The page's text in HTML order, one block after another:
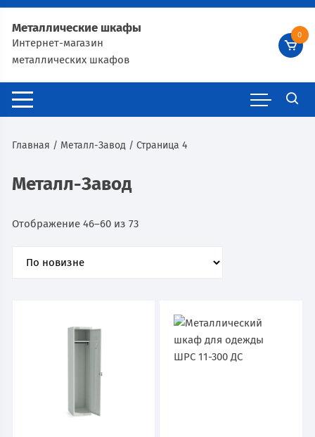
Металлические шкафы
Интернет-магазин
металлических шкафов
0
Главная / Металл-Завод / Страница 4
Металл-Завод
Отображение 46–60 из 73